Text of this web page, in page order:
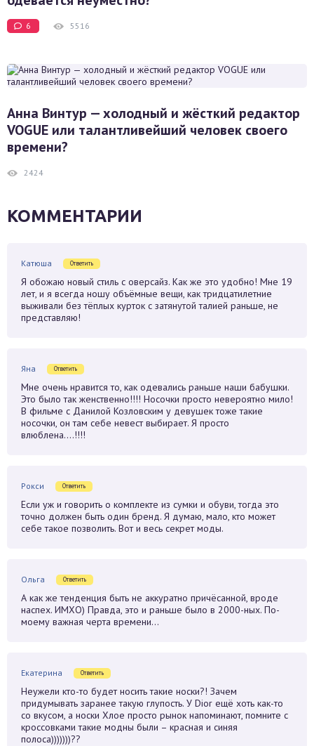
6 5516
Анна Винтур — холодный и жёсткий редактор
VOGUE или талантливейший человек своего
времени?
2424
КОММЕНТАРИИ
Катюша Ответить
Я обожаю новый стиль с оверсайз. Как же это удобно! Мне 19
лет, и я всегда ношу объёмные вещи, как тридцатилетние
выживали без тёплых курток с затянутой талией раньше, не
представляю!
Яна Ответить
Мне очень нравится то, как одевались раньше наши бабушки.
Это было так женственно!!!! Носочки просто невероятно мило!
В фильме с Данилой Козловским у девушек тоже такие
носочки, он там себе невест выбирает. Я просто
влюблена….!!!!
Рокси Ответить
Если уж и говорить о комплекте из сумки и обуви, тогда это
точно должен быть один бренд. Я думаю, мало, кто может
себе такое позволить. Вот и весь секрет моды.
Ольга Ответить
А как же тенденция быть не аккуратно причёсанной, вроде
наспех. ИМХО) Правда, это и раньше было в 2000-ных. По-
моему важная черта времени…
Екатерина Ответить
Неужели кто-то будет носить такие носки?! Зачем
придумывать заранее такую глупость. У Dior ещё хоть как-то
со вкусом, а носки Хлое просто рынок напоминают, помните с
кроссовками такие модны были – красная и синяя
полоса)))))))??